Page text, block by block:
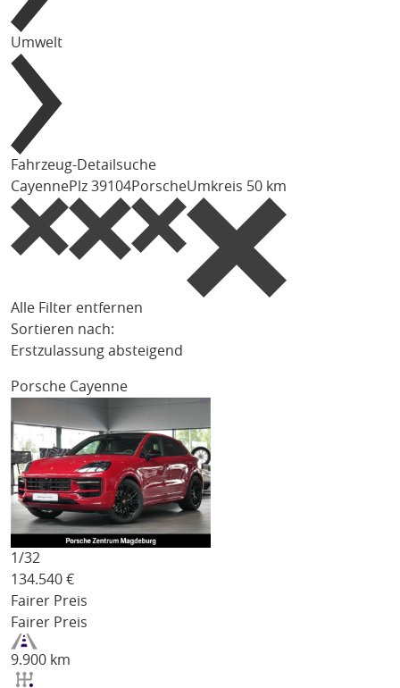
Umwelt
Fahrzeug-Detailsuche
CayennePlz 39104PorscheUmkreis 50 km
Alle Filter entfernen
Sortieren nach:
Erstzulassung absteigend
Porsche Cayenne
1/32
134.540 €
Fairer Preis
Fairer Preis
9.900 km